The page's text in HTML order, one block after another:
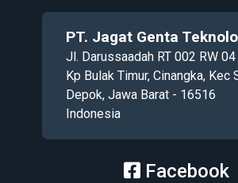
PT. Jagat Genta
Jl. Darussaadah RT 002 RW
Kp Bulak Timur, Cinangka, Kec
Depok, Jawa Barat - 16516
Indonesia
Facebook